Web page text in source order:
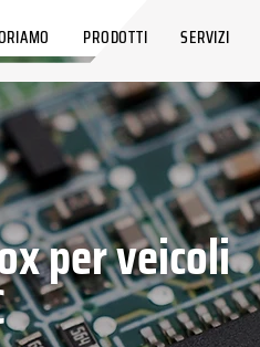
PRODOTTI SERVIZI
per veicoli